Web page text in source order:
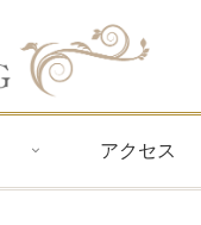
アクセス